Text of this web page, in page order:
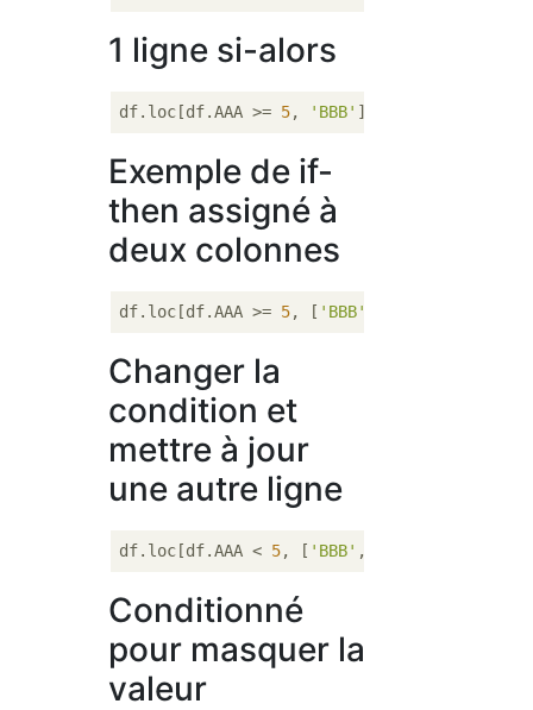
1 ligne si-alors
df.loc[df.AAA >= 5, 'BBB' ] =
Exemple de if-
then assigné à
deux colonnes
df.loc[df.AAA >= 5, [ 'BBB'
Changer la
condition et
mettre à jour
une autre ligne
df.loc[df.AAA < 5, [ 'BBB' ,
Conditionné
pour masquer la
valeur